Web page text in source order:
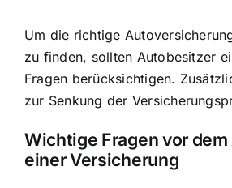
Um die richtige
zu finden, sollten Autobesitzer
Fragen berücksichtigen.
zur Senkung der
Wichtige Fragen vor
einer Versicherung